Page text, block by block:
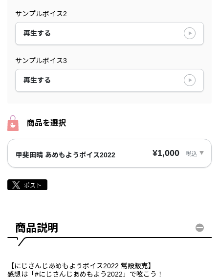
サンプルボイス2
再生する
サンプルボイス3
再生する
商品を選択
甲斐田晴 あめもようボイス2022 ¥1,000 税込
商品説明
【にじさんじあめもようボイス2022 常設販売】
感想は「#にじさんじあめもよう2022」で呟こう！